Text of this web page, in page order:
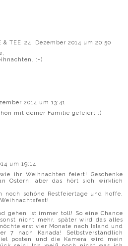
& TEE 24. Dezember 2014 um 20:50
:-)
2014 um 13:41
mit deiner Familie gefeiert :)
um 19:14
ihr Weihnachten feiert! Geschenke
Ostern, aber das hört sich wirklich
noch schöne Restfeiertage und hoffe,
gehen ist immer toll! So eine Chance
nicht mehr, später wird das alles
erst vier Monate nach Island und
7 nach Kanada! Selbstverständlich
posten und die Kamera wird mein